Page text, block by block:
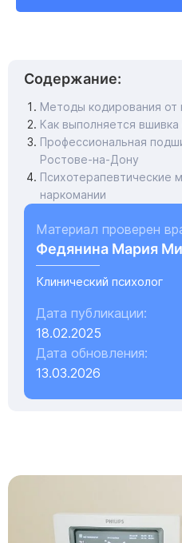
Содержание:
Методы кодирования от
Как выполняется вшивка
Профессиональная
Ростове-на-Дону
Психотерапевтические
наркомании
Материал проверен
Федянина Мария
Клинический психолог
Дата публикации:
18.02.2025
Дата обновления:
13.03.2026